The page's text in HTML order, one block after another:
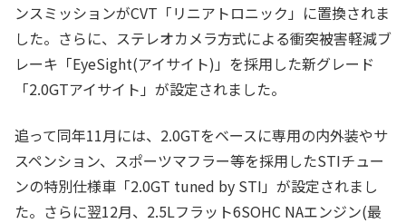
ンスミッションがCVT「リニアトロニック」に置換されま
した。さらに、ステレオカメラ方式による衝突被害軽減ブ
レーキ「EyeSight(アイサイト)」を採用した新グレード
「2.0GTアイサイト」が設定されました。
追って同年11月には、2.0GTをベースに専用の内外装やサ
スペンション、スポーツマフラー等を採用したSTIチュー
ンの特別仕様車「2.0GT tuned by STI」が設定されまし
た。さらに翌12月、2.5Lフラット6SOHC NAエンジン(最